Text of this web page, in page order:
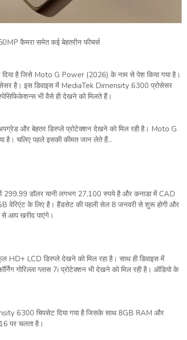
कैमरा समेत कई बेहतरीन फीचर्स
दिया है जिसे Moto G Power (2026) के नाम से पेश किया गया है।
है। इस डिवाइस में MediaTek Dimensity 6300 प्रोसेसर
भी वैसे ही देखने को मिलते हैं।
और बेहतर डिस्प्ले प्रोटेक्शन देखने को मिल रही है। Moto G
है। चलिए पहले इसकी कीमत जान लेते हैं...
डॉलर यानी लगभग 27,100 रुपये है और कनाडा में CAD
के लिए है। हैंडसेट की पहली सेल 8 जनवरी से शुरू होगी और
आप खरीद पाएंगे।
HD+ LCD डिस्प्ले देखने को मिल रहा है। साथ ही डिवाइस में
गोरिल्ला ग्लास 7i प्रोटेक्शन भी देखने को मिल रही है। ऑडियो के
6300 चिपसेट दिया गया है जिसके साथ 8GB RAM और
पर चलता है।